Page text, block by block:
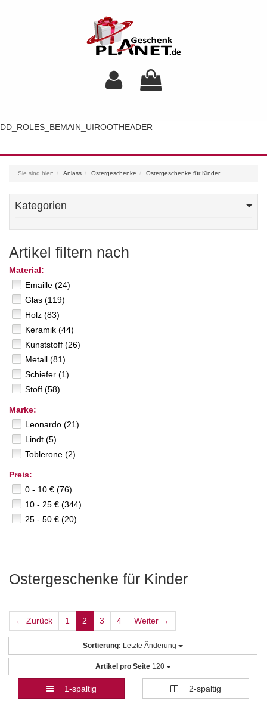
DD_ROLES_BEMAIN_UIROOTHEADER
Sie sind hier: Anlass Ostergeschenke Ostergeschenke für Kinder
Kategorien
Artikel filtern nach
Material:
Emaille (24)
Glas (119)
Holz (83)
Keramik (44)
Kunststoff (26)
Metall (81)
Schiefer (1)
Stoff (58)
Marke:
Leonardo (21)
Lindt (5)
Toblerone (2)
Preis:
0 - 10 € (76)
10 - 25 € (344)
25 - 50 € (20)
Ostergeschenke für Kinder
← Zurück 1 2 3 4 Weiter →
Sortierung: Letzte Änderung
Artikel pro Seite 120
1-spaltig 2-spaltig